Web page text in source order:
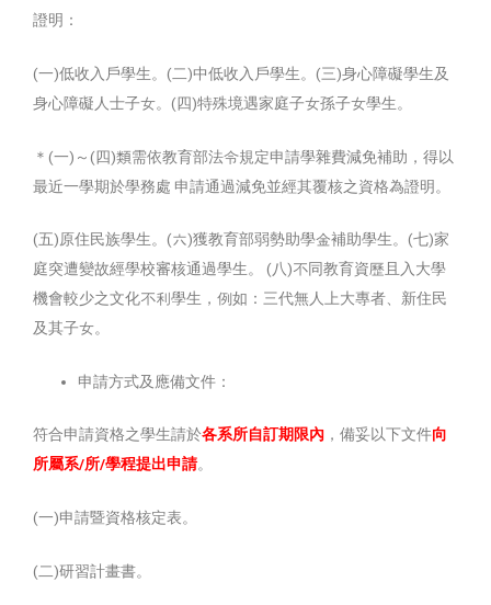
證明：
(一)低收入戶學生。(二)中低收入戶學生。(三)身心障礙學生及
身心障礙人士子女。(四)特殊境遇家庭子女孫子女學生。
＊(一)～(四)類需依教育部法令規定申請學雜費減免補助，得以
最近一學期於學務處 申請通過減免並經其覆核之資格為證明。
(五)原住民族學生。(六)獲教育部弱勢助學金補助學生。(七)家
庭突遭變故經學校審核通過學生。 (八)不同教育資歷且入大學
機會較少之文化不利學生，例如：三代無人上大專者、新住民
及其子女。
申請方式及應備文件：
符合申請資格之學生請於各系所自訂期限內 ，備妥以下文件向
所屬系/所/學程提出申請。
(一)申請暨資格核定表。
(二)研習計畫書。